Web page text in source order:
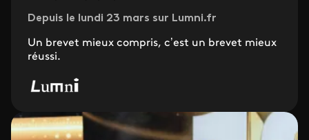
Depuis le lundi 23 mars sur Lumni.fr
Un brevet mieux compris, c’est un brevet mieux
réussi.